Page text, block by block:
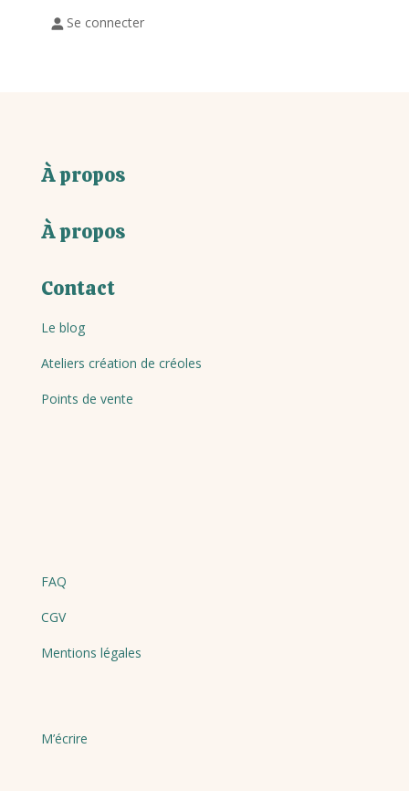
Se connecter
À propos
À propos
Contact
Le blog
Ateliers création de créoles
Points de vente
FAQ
CGV
Mentions légales
M’écrire